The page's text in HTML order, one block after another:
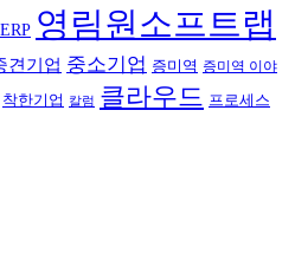
영림원소프트랩
견기업 중소기업 증미역 증미역 이야
착한기업 칼럼 클라우드 프로세스